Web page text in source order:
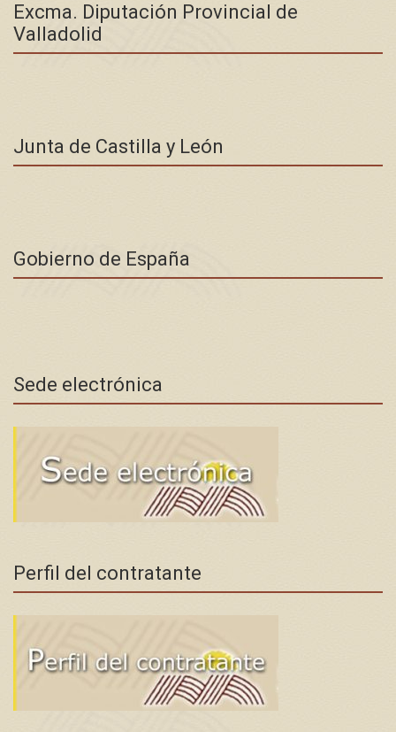
Excma. Diputación Provincial de
Valladolid
Junta de Castilla y León
Gobierno de España
Sede electrónica
Perfil del contratante